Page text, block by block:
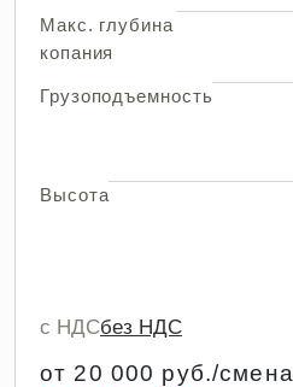
Макс. глубина
копания
Грузоподъемность
Высота
с НДСбез НДС
от 20 000 руб./смена